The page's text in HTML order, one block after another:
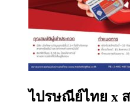
ไปรษณีย์ไทย x